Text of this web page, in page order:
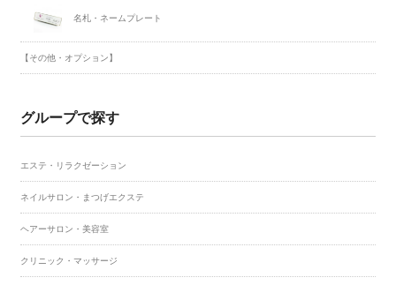
名札・ネームプレート
【その他・オプション】
グループで探す
エステ・リラクゼーション
ネイルサロン・まつげエクステ
ヘアーサロン・美容室
クリニック・マッサージ